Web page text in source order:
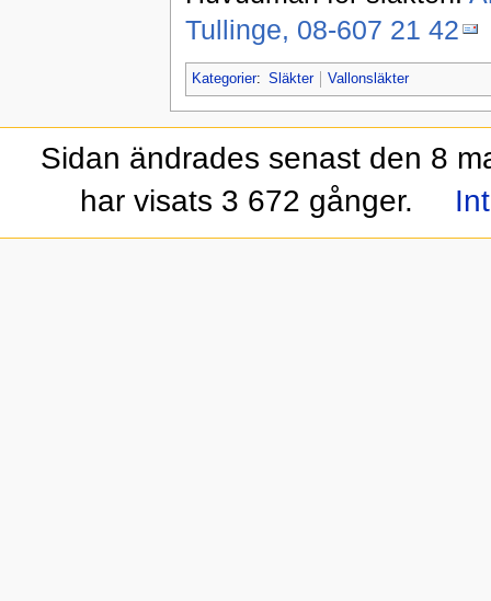
Tullinge, 08-607 21 42
Kategorier: Släkter Vallonsläkter
Sidan ändrades senast den 8
har visats 3 672 gånger.